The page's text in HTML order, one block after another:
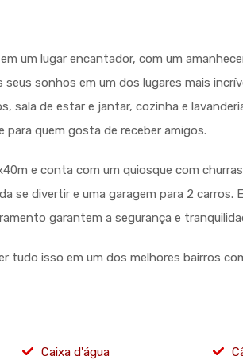
um lugar encantador, com um
sonhos em um dos lugares mais
sala de estar e jantar, cozinha e
quem gosta de receber amigos.
e conta com um quiosque com
se divertir e uma garagem para 2 carros.
garantem a segurança e
tudo isso em um dos melhores bairros
Caixa d'água